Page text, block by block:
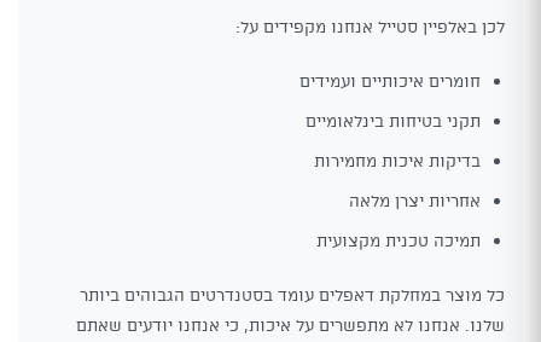
לכן באלפיין סטייל אנחנו מקפידים על:
חומרים איכותיים ועמידים
תקני בטיחות בינלאומיים
בדיקות איכות מחמירות
אחריות יצרן מלאה
תמיכה טכנית מקצועית
כל מוצר במחלקת דאפלים עומד בסטנדרטים הגבוהים ביותר
שלנו. אנחנו לא מתפשרים על איכות, כי אנחנו יודעים שאתם